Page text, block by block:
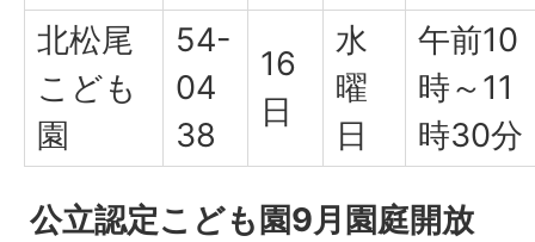
北松尾
こども
園
54-
04
38
16
日
水
曜
日
午前10
時～11
時30分
公立認定こども園9月園庭開放